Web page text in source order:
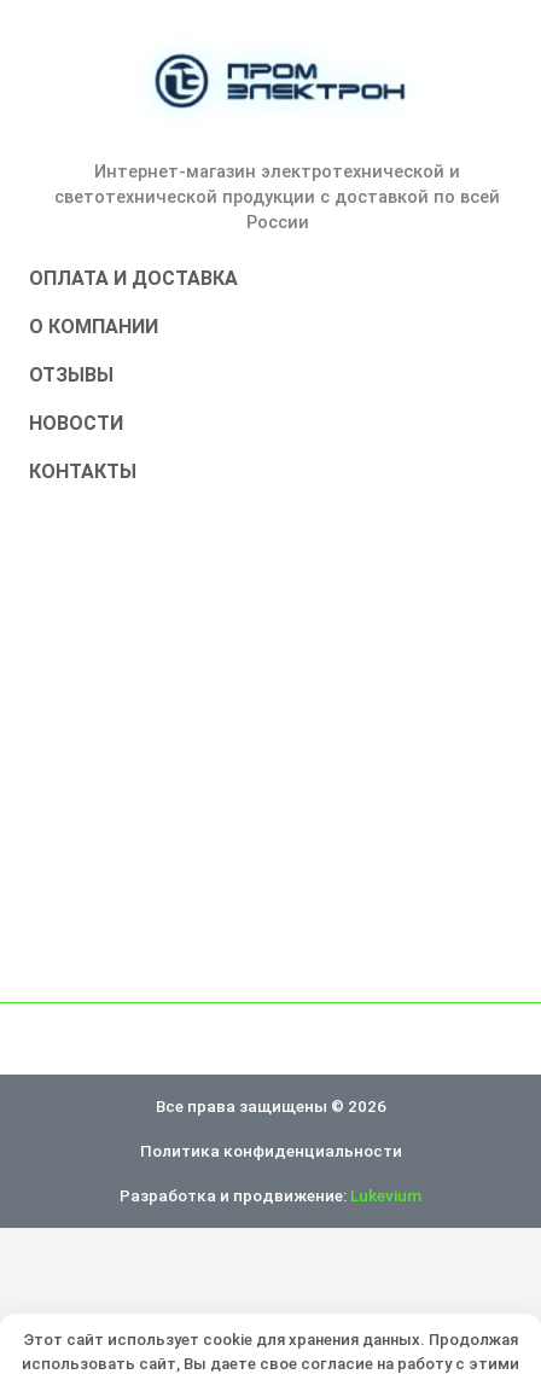
Интернет-магазин электротехнической и
светотехнической продукции с доставкой по всей
России
ОПЛАТА И ДОСТАВКА
О КОМПАНИИ
ОТЗЫВЫ
НОВОСТИ
КОНТАКТЫ
Все права защищены © 2026
Политика конфиденциальности
Разработка и продвижение: Lukevium
Этот сайт использует cookie для хранения данных. Продолжая
использовать сайт, Вы даете свое согласие на работу с этими